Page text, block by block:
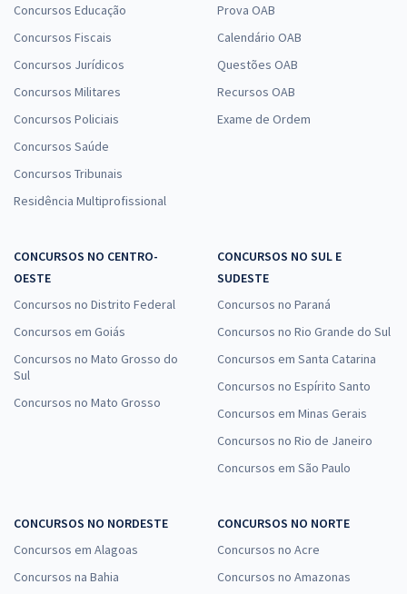
Concursos Educação
Concursos Fiscais
Concursos Jurídicos
Concursos Militares
Concursos Policiais
Concursos Saúde
Concursos Tribunais
Residência Multiprofissional
Prova OAB
Calendário OAB
Questões OAB
Recursos OAB
Exame de Ordem
CONCURSOS NO CENTRO-
OESTE
Concursos no Distrito Federal
Concursos em Goiás
Concursos no Mato Grosso do
Sul
Concursos no Mato Grosso
CONCURSOS NO SUL E
SUDESTE
Concursos no Paraná
Concursos no Rio Grande do Sul
Concursos em Santa Catarina
Concursos no Espírito Santo
Concursos em Minas Gerais
Concursos no Rio de Janeiro
Concursos em São Paulo
CONCURSOS NO NORDESTE
Concursos em Alagoas
Concursos na Bahia
CONCURSOS NO NORTE
Concursos no Acre
Concursos no Amazonas